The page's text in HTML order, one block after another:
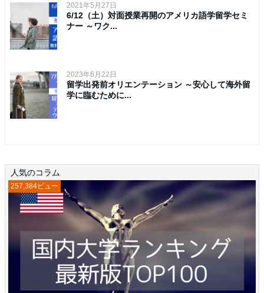
2021年5月27日
6/12（土）対面授業再開のアメリカ語学留学セミ
ナー ～ワク...
2023年6月22日
留学出発前オリエンテーション ～安心して海外留
学に臨むために...
人気のコラム
257,384ビュー